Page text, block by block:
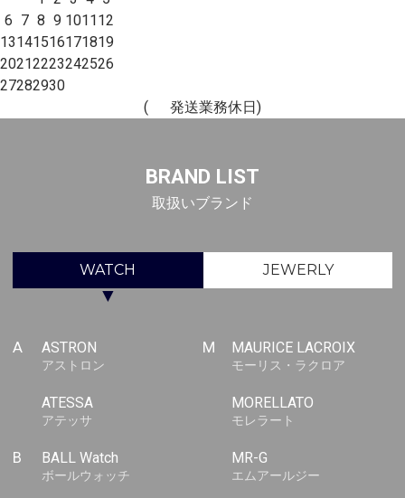
6 7 8 9 101112
13141516171819
20212223242526
27282930
(
発送業務休日)
BRAND LIST
取扱いブランド
WATCH JEWERLY
▼
A ASTRON
アストロン
ATESSA
アテッサ
B BALL Watch
ボールウォッチ
M MAURICE LACROIX
モーリス・ラクロア
MORELLATO
モレラート
MR-G
エムアールジー